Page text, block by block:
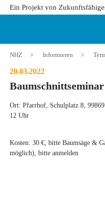
Ein Projekt von
NHZ > Informieren >
20.03.2022
Baumschnittseminar
Ort: Pfarrhof, Schulplatz 8,
12 Uhr
Kosten: 30 €, bitte Baumsäge &
möglich), bitte anmelden